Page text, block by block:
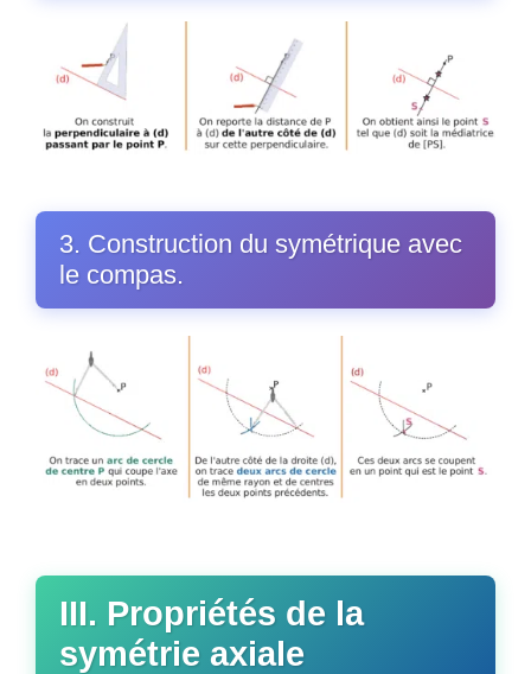
3. Construction du symétrique avec
le compas.
III. Propriétés de la
symétrie axiale